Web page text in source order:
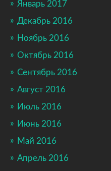
Январь 2017
Декабрь 2016
Ноябрь 2016
Октябрь 2016
Сентябрь 2016
Август 2016
Июль 2016
Июнь 2016
Май 2016
Апрель 2016